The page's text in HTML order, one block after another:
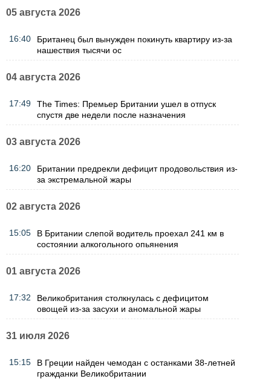
05 августа 2026
16:40
Британец был вынужден покинуть квартиру из-за
нашествия тысячи ос
04 августа 2026
17:49
The Times: Премьер Британии ушел в отпуск
спустя две недели после назначения
03 августа 2026
16:20
Британии предрекли дефицит продовольствия из-
за экстремальной жары
02 августа 2026
15:05
В Британии слепой водитель проехал 241 км в
состоянии алкогольного опьянения
01 августа 2026
17:32
Великобритания столкнулась с дефицитом
овощей из-за засухи и аномальной жары
31 июля 2026
15:15
В Греции найден чемодан с останками 38-летней
гражданки Великобритании